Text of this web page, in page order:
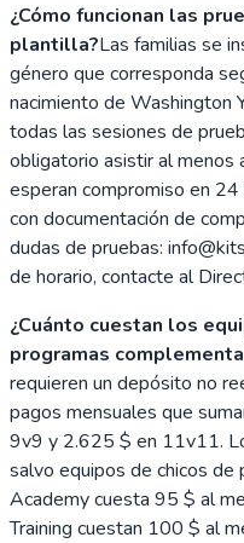
¿Cómo funcionan las
plantilla?Las familias se
género que corresponda
nacimiento de Washington
todas las sesiones de
obligatorio asistir al menos
esperan compromiso en
con documentación de
dudas de pruebas:
de horario, contacte al
¿Cuánto cuestan los
programas
requieren un depósito no
pagos mensuales que
9v9 y 2.625 $ en 11v11.
salvo equipos de chicos de
Academy cuesta 95 $ al
Training cuestan 100 $ al